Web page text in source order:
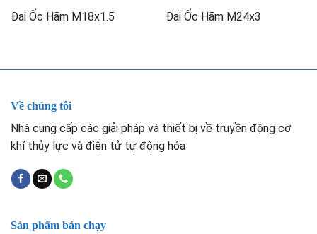
Đai Ốc Hãm M18x1.5 Đai Ốc Hãm M24x3
Về chúng tôi
Nhà cung cấp các giải pháp và thiết bị về truyền động cơ
khí thủy lực và điện tử tự động hóa
Sản phẩm bán chạy